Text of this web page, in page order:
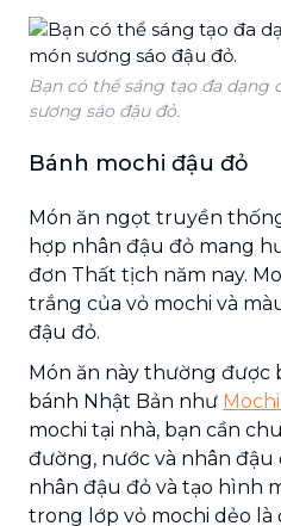
Bạn có thể sáng tạo đa dạng
sương sáo đậu đỏ.
Bánh mochi đậu đỏ
Món ăn ngọt truyền
hợp nhân đậu đỏ mang
đơn Thất tịch năm nay.
trắng của vỏ mochi và
đậu đỏ.
Món ăn này thường được
bánh Nhật Bản như
mochi tại nhà, bạn cần
đường, nước và nhân đậu
nhân đậu đỏ và tạo hình
trong lớp vỏ mochi dẻo